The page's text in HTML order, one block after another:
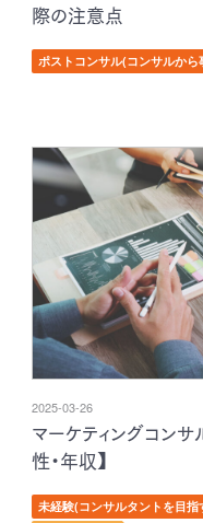
際の注意点
ポストコンサル(コンサルから
2025-03-26
マーケティングコンサ
性・年収】
未経験(コンサルタントを目指